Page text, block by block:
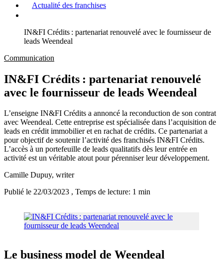
Actualité des franchises
IN&FI Crédits : partenariat renouvelé avec le fournisseur de
leads Weendeal
Communication
IN&FI Crédits : partenariat renouvelé
avec le fournisseur de leads Weendeal
L’enseigne IN&FI Crédits a annoncé la reconduction de son contrat
avec Weendeal. Cette entreprise est spécialisée dans l’acquisition de
leads en crédit immobilier et en rachat de crédits. Ce partenariat a
pour objectif de soutenir l’activité des franchisés IN&FI Crédits.
L’accès à un portefeuille de leads qualitatifs dès leur entrée en
activité est un véritable atout pour pérenniser leur développement.
Camille Dupuy, writer
Publié le 22/03/2023 , Temps de lecture: 1 min
Le business model de Weendeal